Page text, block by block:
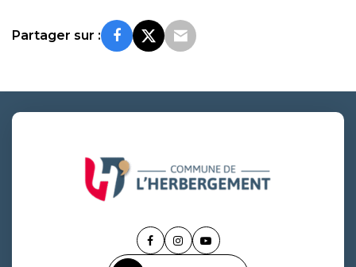
Partager sur :
Lien Lien Lien